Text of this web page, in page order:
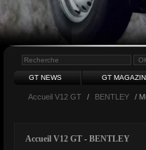
GT NEWS GT
Accueil V12 GT / BENTLEY /
Accueil V12 GT - BENTLEY